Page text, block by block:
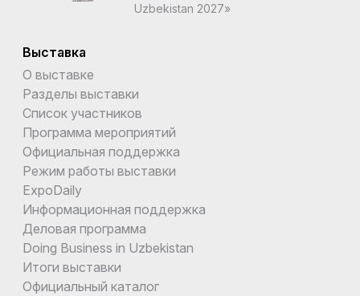
Uzbekistan 2027»
Выставка
О выставке
Разделы выставки
Список участников
Программа мероприятий
Официальная поддержка
Режим работы выставки
ExpoDaily
Информационная поддержка
Деловая программа
Doing Business in Uzbekistan
Итоги выставки
Официальный каталог